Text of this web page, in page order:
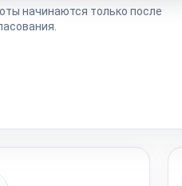
начинаются только после